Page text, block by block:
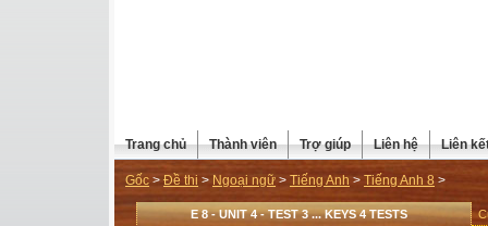
Trang chủ Thành viên Trợ giúp Liên hệ Liên
Gốc > Đề thi > Ngoại ngữ > Tiếng Anh > Tiếng Anh 8 >
E 8 - UNIT 4 - TEST 3 ... KEYS 4 TESTS